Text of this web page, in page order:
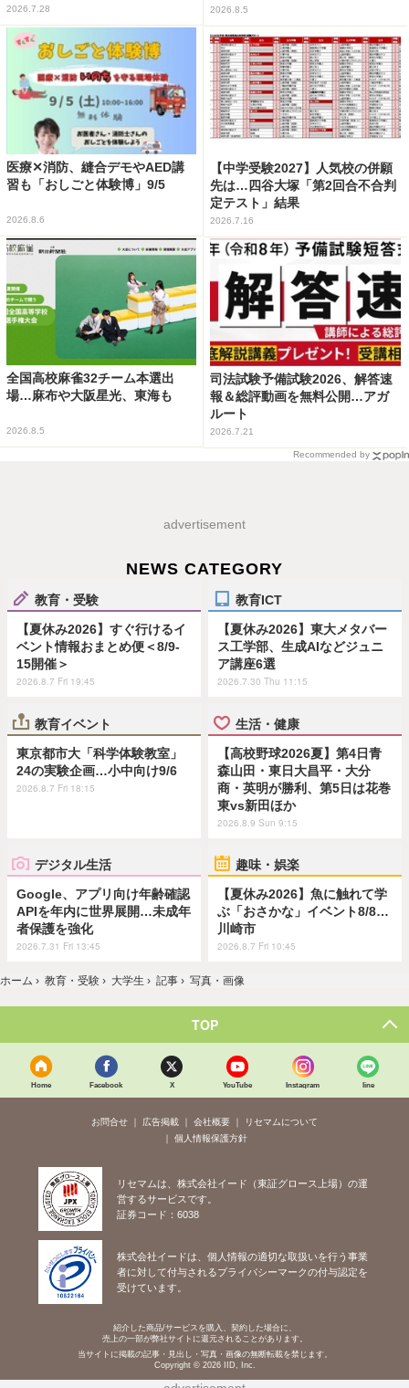
2026.7.28 2026.8.5
医療✕消防、縫合デモやAED講
習も「おしごと体験博」9/5
2026.8.6
【中学受験2027】人気校の併願
先は…四谷大塚「第2回合不合判
定テスト」結果
2026.7.16
全国高校麻雀32チーム本選出
場…麻布や大阪星光、東海も
2026.8.5
司法試験予備試験2026、解答速
報＆総評動画を無料公開…アガ
ルート
2026.7.21
Recommended by
advertisement
NEWS CATEGORY
教育・受験
【夏休み2026】すぐ行けるイ
ベント情報おまとめ便＜8/9-
15開催＞
2026.8.7 Fri 19:45
教育ICT
【夏休み2026】東大メタバー
ス工学部、生成AIなどジュニ
ア講座6選
2026.7.30 Thu 11:15
教育イベント
東京都市大「科学体験教室」
24の実験企画…小中向け9/6
2026.8.7 Fri 18:15
生活・健康
【高校野球2026夏】第4日青
森山田・東日大昌平・大分
商・英明が勝利、第5日は花巻
東vs新田ほか
2026.8.9 Sun 9:15
デジタル生活
Google、アプリ向け年齢確認
APIを年内に世界展開…未成年
者保護を強化
2026.7.31 Fri 13:45
趣味・娯楽
【夏休み2026】魚に触れて学
ぶ「おさかな」イベント8/8…
川崎市
2026.8.7 Fri 10:45
ホーム › 教育・受験 › 大学生 › 記事 › 写真・画像
TOP
Home Facebook X YouTube Instagram line
お問合せ 広告掲載 会社概要
リセマムについて
個人情報保護方針
リセマムは、株式会社イード（東証グロース上場）の運
営するサービスです。
証券コード：6038
株式会社イードは、個人情報の適切な取扱いを行う事業
者に対して付与されるプライバシーマークの付与認定を
受けています。
紹介した商品/サービスを購入、契約した場合に、
売上の一部が弊社サイトに還元されることがあります。
当サイトに掲載の記事・見出し・写真・画像の無断転載を禁じます。
Copyright © 2026 IID, Inc.